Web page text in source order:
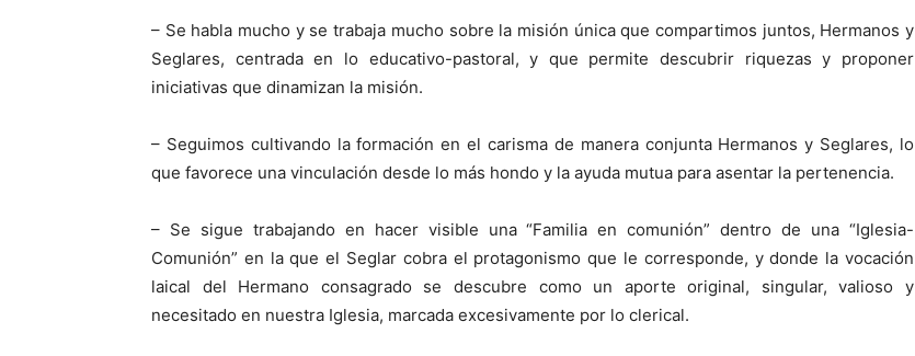
– Se habla mucho y se trabaja mucho sobre la misión única que compartimos juntos, Hermanos y
Seglares, centrada en lo educativo-pastoral, y que permite descubrir riquezas y proponer
iniciativas que dinamizan la misión.
– Seguimos cultivando la formación en el carisma de manera conjunta Hermanos y Seglares, lo
que favorece una vinculación desde lo más hondo y la ayuda mutua para asentar la pertenencia.
– Se sigue trabajando en hacer visible una “Familia en comunión” dentro de una “Iglesia-
Comunión” en la que el Seglar cobra el protagonismo que le corresponde, y donde la vocación
laical del Hermano consagrado se descubre como un aporte original, singular, valioso y
necesitado en nuestra Iglesia, marcada excesivamente por lo clerical.